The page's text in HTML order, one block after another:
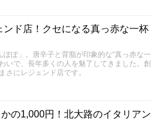
ンド店！クセになる真っ赤な一杯
ぽ」。唐辛子と背脂が印象的な“真っ赤な一
いで、長年多くの人を魅了してきました。創
にレジェンド店です。
の1,000円！北大路のイタリアン